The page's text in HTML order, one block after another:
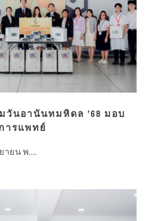
วันอานันทมหิดล ’68 มอบ
ารแพทย์
ายน พ....